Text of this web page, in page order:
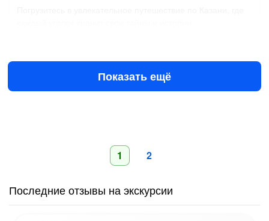
11 975 ₽за всё до 4 чел.
Показать ещё
1 2
Последние отзывы на экскурсии